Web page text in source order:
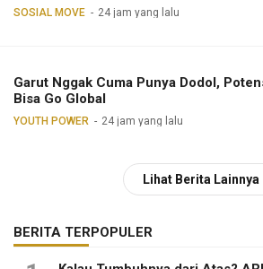
SOSIAL MOVE 24 jam yang lalu
Garut Nggak Cuma Punya Dodol,
Bisa Go Global
YOUTH POWER 24 jam yang lalu
Lihat Berita Lainnya
BERITA TERPOPULER